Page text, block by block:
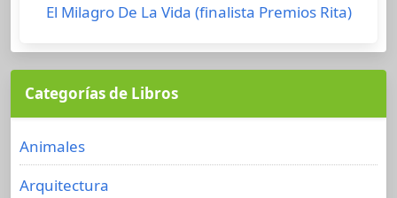
El Milagro De La Vida (finalista Premios Rita)
Categorías de Libros
Animales
Arquitectura